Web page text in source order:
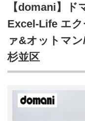
【domani】ド
Excel-Life エ
ァ&オットマ
杉並区